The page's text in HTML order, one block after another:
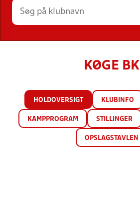
KØGE BK
HOLDOVERSIGT KLUBINFO
KAMPPROGRAM STILLINGER
OPSLAGSTAVLEN